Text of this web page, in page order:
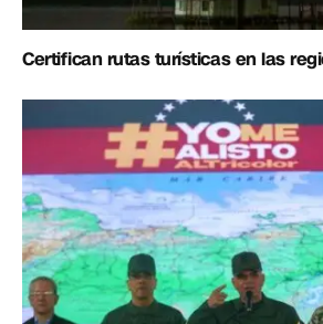
Certifican rutas turísticas en las